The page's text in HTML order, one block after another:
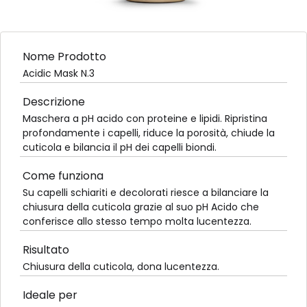
Nome Prodotto
Acidic Mask N.3
Descrizione
Maschera a pH acido con proteine e lipidi. Ripristina
profondamente i capelli, riduce la porosità, chiude la
cuticola e bilancia il pH dei capelli biondi.
Come funziona
Su capelli schiariti e decolorati riesce a bilanciare la
chiusura della cuticola grazie al suo pH Acido che
conferisce allo stesso tempo molta lucentezza.
Risultato
Chiusura della cuticola, dona lucentezza.
Ideale per